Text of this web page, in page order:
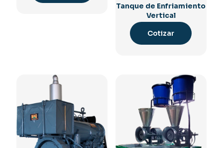
Tanque de Enfriamiento
Vertical
Cotizar